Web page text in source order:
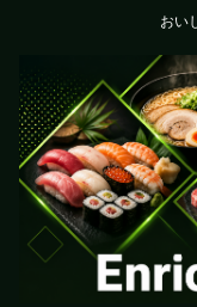
おい